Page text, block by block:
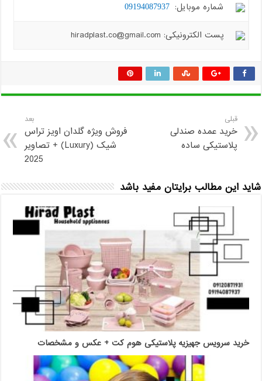
شماره موبایل: 09194087937
پست الکترونیکی: hiradplast.co@gmail.com
قبلی
خرید عمده صندلی
پلاستیکی ساده
بعد
فروش ویژه گلدان اویز تراس
شیک (Luxury) + تصاویر
2025
شاید این مطالب برایتان مفید باشد
خرید سرویس جهیزیه پلاستیکی هوم کت + عکس و مشخصات